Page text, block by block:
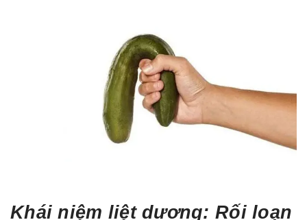
Khái niệm liệt dương: Rối loạn